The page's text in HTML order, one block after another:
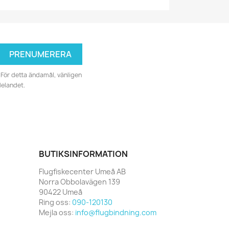
detta ändamål, vänligen
BUTIKSINFORMATION
Flugfiskecenter Umeå AB
Norra Obbolavägen 139
90422 Umeå
Ring oss: 090-120130
Mejla oss: info@flugbindning.com